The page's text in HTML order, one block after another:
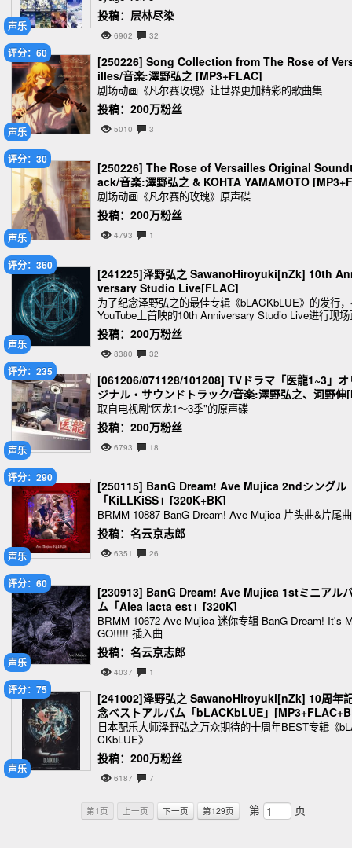
声乐
投稿：层林尽染
6902 32
声乐
评分：60
[250226] Song Collection from The Rose of
illes/音楽:澤野弘之 [MP3+FLAC]
剧场动画《凡尔赛玫瑰》让世界更加精彩的歌曲集
投稿：200万粉丝
5010 3
声乐
评分：30
[250226] The Rose of Versailles Original
ack/音楽:澤野弘之 & KOHTA YAMAMOTO
AC]
剧场动画《凡尔赛的玫瑰》原声碟
投稿：200万粉丝
4793 1
声乐
评分：360
[241225]泽野弘之 SawanoHiroyuki[nZk] 10th
versary Studio Live[FLAC]
为了纪念泽野弘之的最佳专辑《bLACKbLUE》的发行
YouTube上首映的10th Anniversary Studio Live进行现
播的现场音源
投稿：200万粉丝
8380 32
声乐
评分：235
[061206/071128/101208] TVドラマ「医龍1~3」オ
ジナル・サウンドトラック/音楽:澤野弘之、河野伸
P3]
取自电视剧“医龙1～3季"的原声碟
投稿：200万粉丝
6793 18
声乐
评分：290
[250115] BanG Dream! Ave Mujica 2ndシングル
「KiLLKiSS」[320K+BK]
BRMM-10887 BanG Dream! Ave Mujica 片头曲&片尾曲
投稿：名云京志郎
6351 26
声乐
评分：60
[230913] BanG Dream! Ave Mujica 1stミニアル
ム「Alea jacta est」[320K]
BRMM-10672 Ave Mujica 迷你专辑 BanG Dream! It's
GO!!!!! 插入曲
投稿：名云京志郎
4037 1
声乐
评分：75
[241002]泽野弘之 SawanoHiroyuki[nZk] 10周年
念ベストアルバム「bLACKbLUE」
MV]
日本配乐大师泽野弘之万众期待的十周年BEST专辑《
CKbLUE》
投稿：200万粉丝
6187 7
第1页 上一页 下一页 第129页 第 页